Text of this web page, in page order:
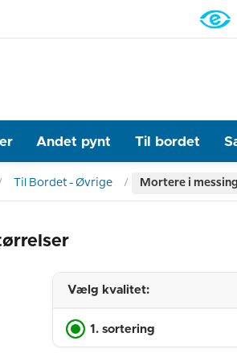
Andet pynt Til bordet
Til Bordet - Øvrige Mortere i
Vælg kvalitet:
1. sortering